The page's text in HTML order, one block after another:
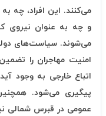
می‌کنند. این افراد، چه
و چه به عنوان نیروی
می‌شوند. سیاست‌های
امنیت مهاجران را
اتباع خارجی به وجود
پیگیری می‌شود.
عمومی در قبرس شمالی